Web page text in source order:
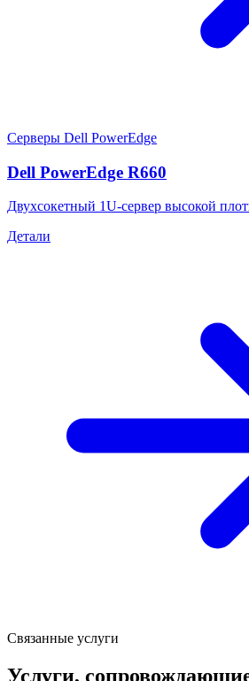
Серверы Dell PowerEdge
Dell PowerEdge R660
Двухсокетный 1U-сервер высокой
Детали
Связанные услуги
Услуги,